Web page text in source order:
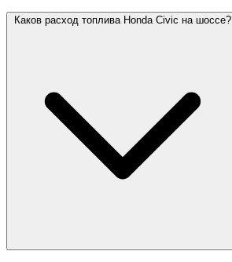
Каков расход топлива Honda Civic на шоссе?